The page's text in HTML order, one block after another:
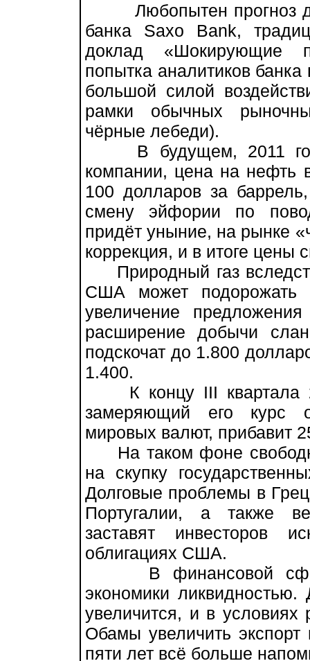
Любопытен прогноз
банка Saxo Bank,
доклад «Шокирующие
попытка аналитиков
большой силой
рамки обычных
чёрные лебеди).
В будущем, 2011 году,
компании, цена на нефть
100 долларов за
смену эйфории по
придёт уныние, на рынке
коррекция, и в итоге цены
Природный газ
США может подорожать
увеличение
расширение добычи
подскочат до 1.800
1.400.
К концу III квартала
замеряющий его курс
мировых валют, прибавит
На таком фоне
на скупку
Долговые проблемы в
Португалии, а также
заставят инвесторов
облигациях США.
В финансовой
экономики
увеличится, и в условиях
Обамы увеличить
пяти лет всё больше